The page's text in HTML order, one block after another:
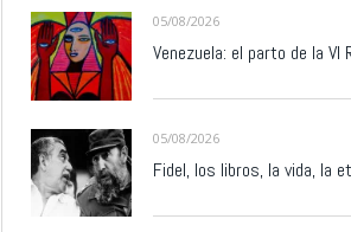
05/08/2026
Venezuela: el parto de la VI
05/08/2026
Fidel, los libros, la vida, la